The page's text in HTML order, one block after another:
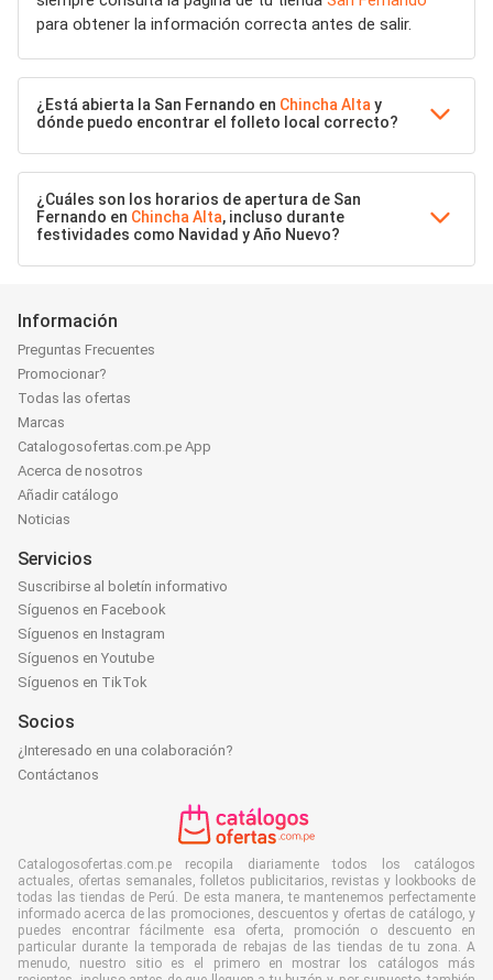
para obtener la información correcta antes de salir.
¿Está abierta la San Fernando en Chincha Alta y
dónde puedo encontrar el folleto local correcto?
¿Cuáles son los horarios de apertura de San
Fernando en Chincha Alta, incluso durante
festividades como Navidad y Año Nuevo?
Información
Preguntas Frecuentes
Promocionar?
Todas las ofertas
Marcas
Catalogosofertas.com.pe App
Acerca de nosotros
Añadir catálogo
Noticias
Servicios
Suscribirse al boletín informativo
Síguenos en Facebook
Síguenos en Instagram
Síguenos en Youtube
Síguenos en TikTok
Socios
¿Interesado en una colaboración?
Contáctanos
Catalogosofertas.com.pe recopila diariamente todos los catálogos
actuales, ofertas semanales, folletos publicitarios, revistas y lookbooks de
todas las tiendas de Perú. De esta manera, te mantenemos perfectamente
informado acerca de las promociones, descuentos y ofertas de catálogo, y
puedes encontrar fácilmente esa oferta, promoción o descuento en
particular durante la temporada de rebajas de las tiendas de tu zona. A
menudo, nuestro sitio es el primero en mostrar los catálogos más